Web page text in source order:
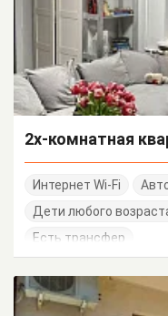
2х-комнатная
Интернет Wi-Fi
Дети любого
Есть трансфер